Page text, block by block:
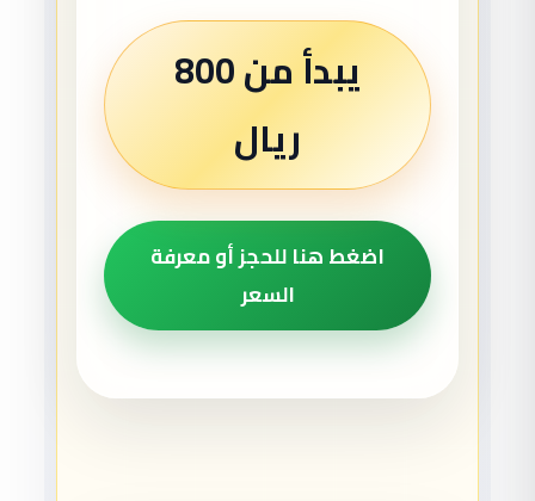
يبدأ من 800
ريال
اضغط هنا للحجز أو معرفة
السعر